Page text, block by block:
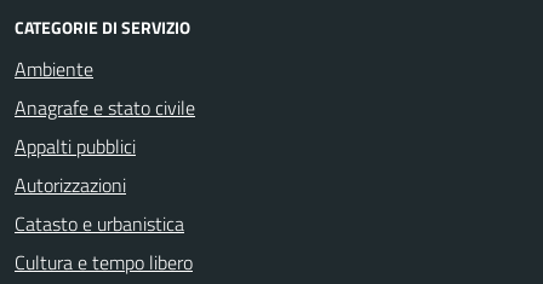
CATEGORIE DI SERVIZIO
Ambiente
Anagrafe e stato civile
Appalti pubblici
Autorizzazioni
Catasto e urbanistica
Cultura e tempo libero